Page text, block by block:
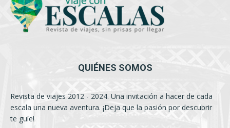
QUIÉNES SOMOS
Revista de viajes 2012 - 2024. Una invitación a hacer de cada
escala una nueva aventura. ¡Deja que la pasión por descubrir
te guíe!